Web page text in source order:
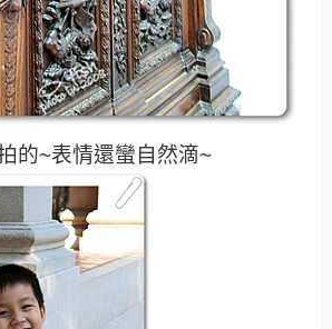
的~表情還蠻自然滴~